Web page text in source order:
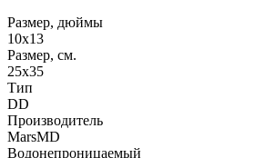
Размер, дюймы
10x13
Размер, см.
25x35
Тип
DD
Производитель
MarsMD
Водонепроницаемый